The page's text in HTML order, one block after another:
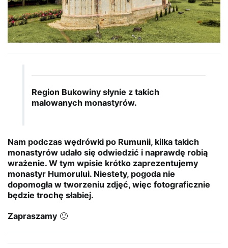
Region Bukowiny słynie z takich
malowanych monastyrów.
Nam podczas wędrówki po Rumunii, kilka takich
monastyrów udało się odwiedzić i naprawdę robią
wrażenie. W tym wpisie krótko zaprezentujemy
monastyr Humorului. Niestety, pogoda nie
dopomogła w tworzeniu zdjęć, więc fotograficznie
będzie trochę słabiej.
Zapraszamy 🙂